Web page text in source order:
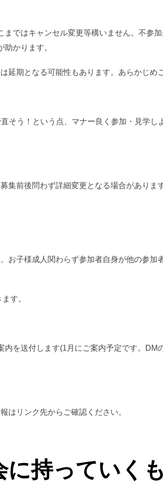
ではキャンセル変更等構いません。不参
かります。
延期となる可能性もあります。あらかじめ
そう！という点、マナー良く参加・見学し
集前後問わず詳細変更となる場合がありま
お子様成人関わらず参加者自身が他の参加
す。
を送付します(1月にご案内予定です。DM
はリンク先からご確認ください。
に持っていく